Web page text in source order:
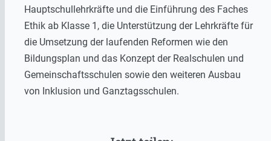
Hauptschullehrkräfte und die Einführung des Faches
Ethik ab Klasse 1, die Unterstützung der Lehrkräfte für
die Umsetzung der laufenden Reformen wie den
Bildungsplan und das Konzept der Realschulen und
Gemeinschaftsschulen sowie den weiteren Ausbau
von Inklusion und Ganztagsschulen.